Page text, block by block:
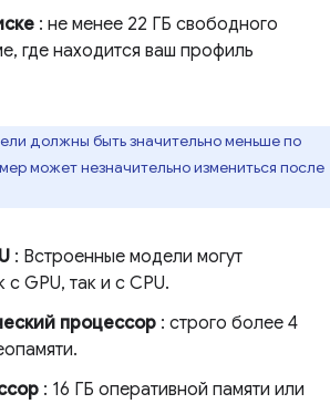
: не менее 22 ГБ свободного
где находится ваш профиль
должны быть значительно меньше по
может незначительно измениться после
: Встроенные модели могут
с GPU, так и с CPU.
процессор : строго более 4
: 16 ГБ оперативной памяти или